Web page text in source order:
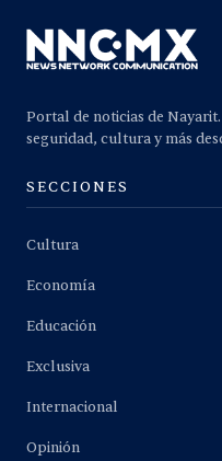
Portal de noticias de
seguridad, cultura y más
SECCIONES
Cultura
Economía
Educación
Exclusiva
Internacional
Opinión